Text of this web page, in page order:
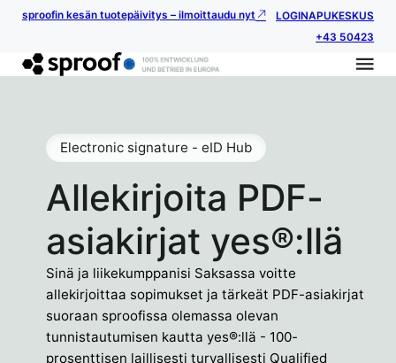
sproofin kesän tuotepäivitys – ilmoittaudu nyt LOGINAPUKESKUS
+43 50423
Allekirjoita PDF-
asiakirjat yes®:llä
Electronic signature - eID Hub
Sinä ja liikekumppanisi Saksassa voitte
allekirjoittaa sopimukset ja tärkeät PDF-asiakirjat
suoraan sproofissa olemassa olevan
tunnistautumisen kautta yes®:llä - 100-
prosenttisen laillisesti turvallisesti Qualified